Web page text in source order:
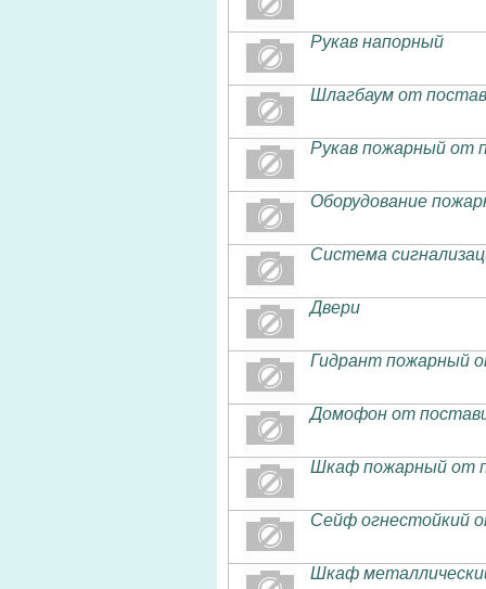
Рукав напорный
Шлагбаум от
Рукав пожарный от
Оборудование
Система
Двери
Гидрант пожарный
Домофон от
Шкаф пожарный от
Сейф огнестойкий
Шкаф